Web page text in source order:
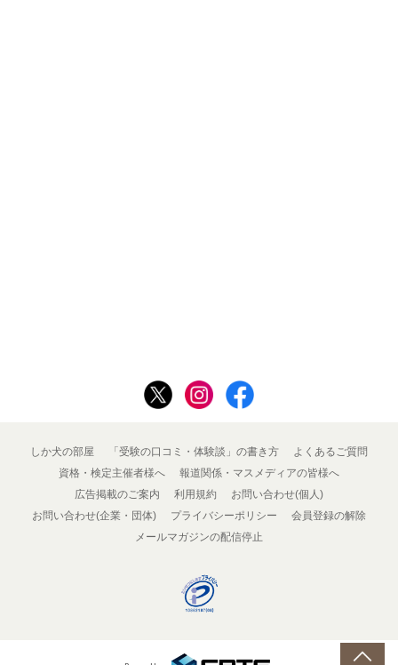
しか犬の部屋 「受験の口コミ・体験談」の書き方
よくあるご質問
資格・検定主催者様へ
報道関係・マスメディアの皆様へ
広告掲載のご案内
利用規約
お問い合わせ(個人)
お問い合わせ(企業・団体)
プライバシーポリシー
会員登録の解除
メールマガジンの配信停止